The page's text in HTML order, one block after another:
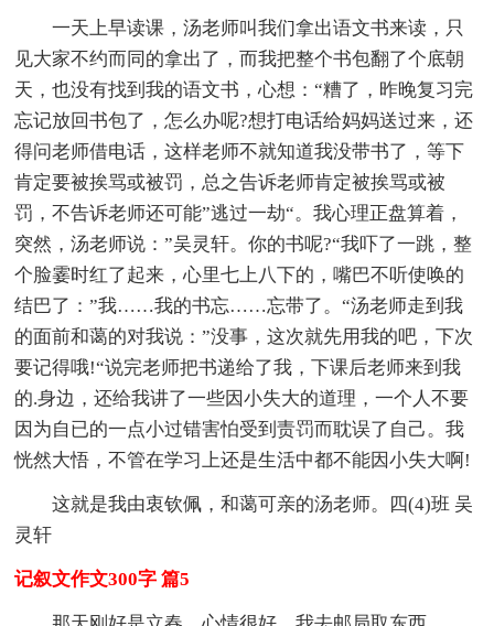
一天上早读课，汤老师叫我们拿出语文书来读，只
见大家不约而同的拿出了，而我把整个书包翻了个底朝
天，也没有找到我的语文书，心想：“糟了，昨晚复习完
忘记放回书包了，怎么办呢?想打电话给妈妈送过来，还
得问老师借电话，这样老师不就知道我没带书了，等下
肯定要被挨骂或被罚，总之告诉老师肯定被挨骂或被
罚，不告诉老师还可能”逃过一劫“。我心理正盘算着，
突然，汤老师说：”吴灵轩。你的书呢?“我吓了一跳，整
个脸霎时红了起来，心里七上八下的，嘴巴不听使唤的
结巴了：”我……我的书忘……忘带了。“汤老师走到我
的面前和蔼的对我说：”没事，这次就先用我的吧，下次
要记得哦!“说完老师把书递给了我，下课后老师来到我
的.身边，还给我讲了一些因小失大的道理，一个人不要
因为自已的一点小过错害怕受到责罚而耽误了自己。我
恍然大悟，不管在学习上还是生活中都不能因小失大啊!
这就是我由衷钦佩，和蔼可亲的汤老师。四(4)班 吴
灵轩
记叙文作文300字 篇5